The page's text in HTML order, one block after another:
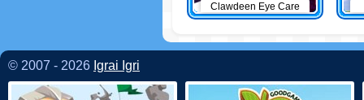
Clawdeen Eye Care
© 2007 - 2026 Igrai Igri